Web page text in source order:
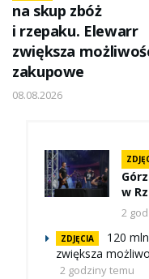
na skup zbóż
i rzepaku. Elewarr
zwiększa
zakupowe
08.08.2026
w
2
ZDJĘCIA
120
zwiększa
2 godziny temu